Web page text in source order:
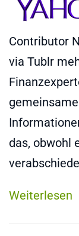
Contributor
via Tublr
das, obwohl
Weiterlesen